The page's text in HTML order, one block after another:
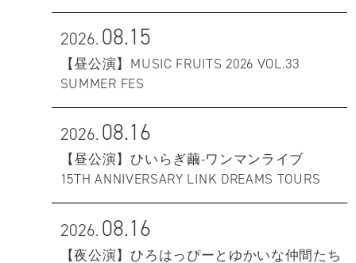
2026.08.15
【昼公演】MUSIC FRUITS 2026 VOL.33
SUMMER FES
2026.08.16
【昼公演】ひいらぎ繭-ワンマンライブ
15TH ANNIVERSARY LINK DREAMS TOURS
2026.08.16
【夜公演】ひろはっぴーとゆかいな仲間たち